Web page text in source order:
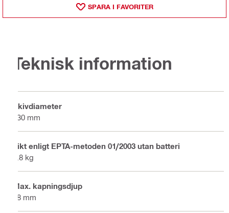
SPARA I FAVORITER
Teknisk information
Skivdiameter
230 mm
Vikt enligt EPTA-metoden 01/2003 utan batteri
6.8 kg
Max. kapningsdjup
68 mm